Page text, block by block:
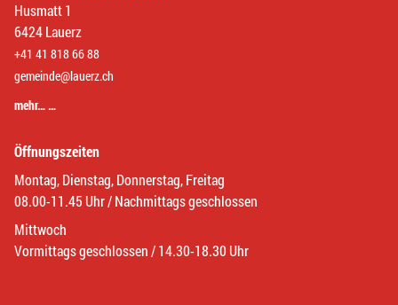
Husmatt 1
6424 Lauerz
+41 41 818 66 88
gemeinde@lauerz.ch
mehr… …
Öffnungszeiten
Montag, Dienstag, Donnerstag, Freitag
08.00-11.45 Uhr / Nachmittags geschlossen
Mittwoch
Vormittags geschlossen / 14.30-18.30 Uhr